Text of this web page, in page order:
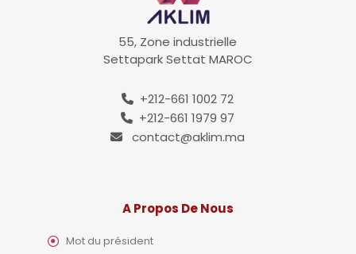
55, Zone industrielle
Settapark Settat MAROC
+212-661 1002 72
+212-661 1979 97
contact@aklim.ma
A Propos De Nous
Mot du président